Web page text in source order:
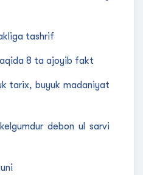
tashrif
8 ta ajoyib fakt
tarix, buyuk madaniyat
debon ul sarvi